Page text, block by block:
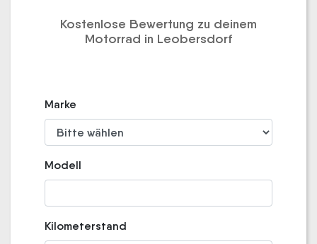
Kostenlose Bewertung zu deinem
Motorrad in Leobersdorf
Marke
Modell
Kilometerstand